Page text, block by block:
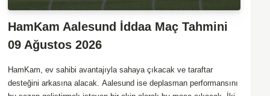
HamKam Aalesund İddaa Maç Tahmini
09 Ağustos 2026
HamKam, ev sahibi avantajıyla sahaya çıkacak ve taraftar
desteğini arkasına alacak. Aalesund ise deplasman performansını